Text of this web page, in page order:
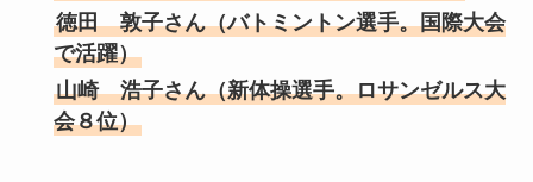
徳田 敦子さん（バトミントン選手。国際大会
で活躍）
山崎 浩子さん（新体操選手。ロサンゼルス大
会８位）